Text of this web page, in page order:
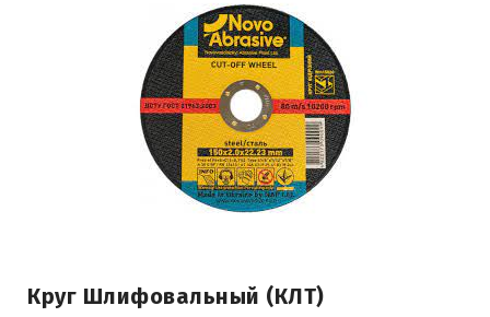
Круг Шлифовальный (КЛТ)